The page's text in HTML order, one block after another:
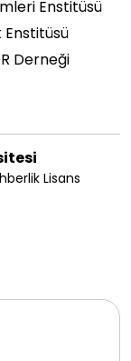
Enstitüsü
Enstitüsü
Derneği
Lisans